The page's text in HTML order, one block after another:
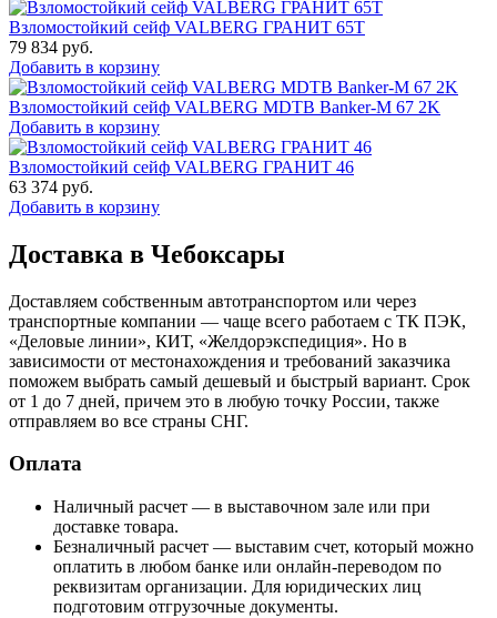
Взломостойкий сейф VALBERG ГРАНИТ 65Т
79 834 руб.
Добавить в корзину
Взломостойкий сейф VALBERG MDTB Banker-M 67 2K
Добавить в корзину
Взломостойкий сейф VALBERG ГРАНИТ 46
63 374 руб.
Добавить в корзину
Доставка в Чебоксары
Доставляем собственным автотранспортом или через
транспортные компании — чаще всего работаем с ТК ПЭК,
«Деловые линии», КИТ, «Желдорэкспедиция». Но в
зависимости от местонахождения и требований заказчика
поможем выбрать самый дешевый и быстрый вариант. Срок
от 1 до 7 дней, причем это в любую точку России, также
отправляем во все страны СНГ.
Оплата
Наличный расчет — в выставочном зале или при
доставке товара.
Безналичный расчет — выставим счет, который можно
оплатить в любом банке или онлайн-переводом по
реквизитам организации. Для юридических лиц
подготовим отгрузочные документы.